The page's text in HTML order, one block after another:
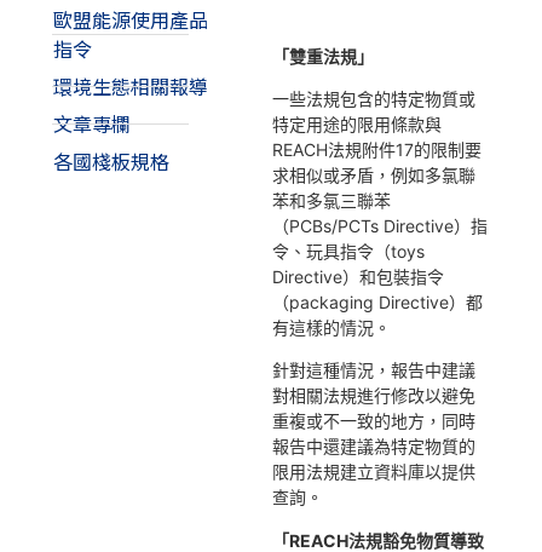
歐盟能源使用產品
指令
環境生態相關報導
文章專欄
各國棧板規格
「雙重法規」
一些法規包含的特定物質或
特定用途的限用條款與
REACH法規附件17的限制要
求相似或矛盾，例如多氯聯
苯和多氯三聯苯
（PCBs/PCTs Directive）指
令、玩具指令（toys
Directive）和包裝指令
（packaging Directive）都
有這樣的情況。
針對這種情況，報告中建議
對相關法規進行修改以避免
重複或不一致的地方，同時
報告中還建議為特定物質的
限用法規建立資料庫以提供
查詢。
「REACH法規豁免物質導致